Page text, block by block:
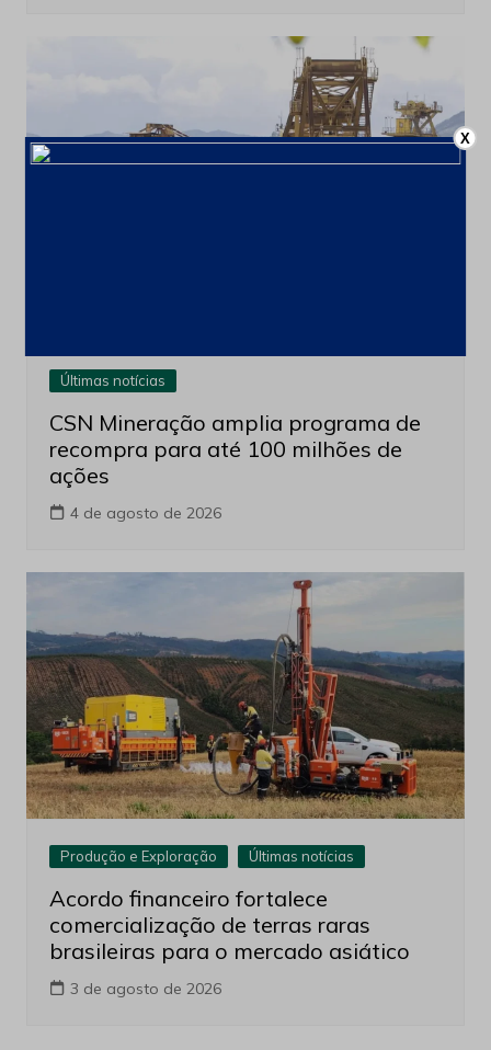
Últimas notícias
CSN Mineração amplia programa de
recompra para até 100 milhões de
ações
4 de agosto de 2026
Produção e Exploração Últimas notícias
Acordo financeiro fortalece
comercialização de terras raras
brasileiras para o mercado asiático
3 de agosto de 2026
X